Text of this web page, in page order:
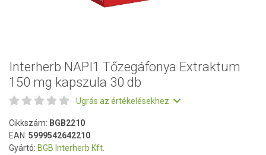
Interherb NAPI1 Tőzegáfonya Extraktum
150 mg kapszula 30 db
Ugrás az értékelésekhez
Cikkszám: BGB2210
EAN: 5999542642210
Gyártó: BGB Interherb Kft.